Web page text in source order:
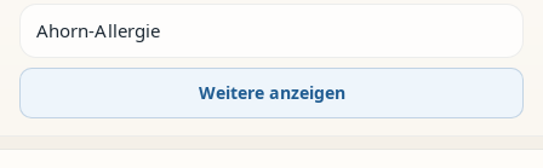
Ahorn-Allergie
Weitere anzeigen